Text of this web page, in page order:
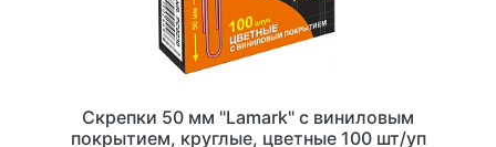
Скрепки 50 мм "Lamark" с виниловым
покрытием, круглые, цветные 100 шт/уп